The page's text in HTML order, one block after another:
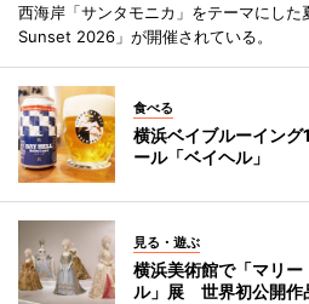
西海岸「サンタモニカ」をテーマにし
Sunset 2026」が開催されている。
食べる
横浜ベイブルーイン
ール「ベイヘル」
見る・遊ぶ
横浜美術館で「マリー
ル」展 世界初公開作